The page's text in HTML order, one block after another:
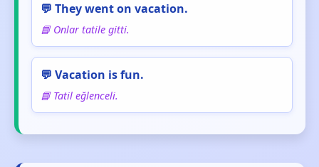
💬 They went on vacation.
📘 Onlar tatile gitti.
💬 Vacation is fun.
📘 Tatil eğlenceli.